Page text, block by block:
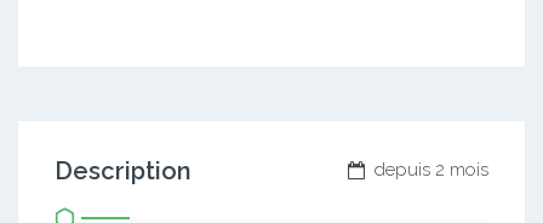
depuis 2 mois
Description